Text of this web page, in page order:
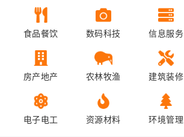
食品餐饮 数码科技 信息服务
房产地产 农林牧渔 建筑装修
电子电工 资源材料 环境管理